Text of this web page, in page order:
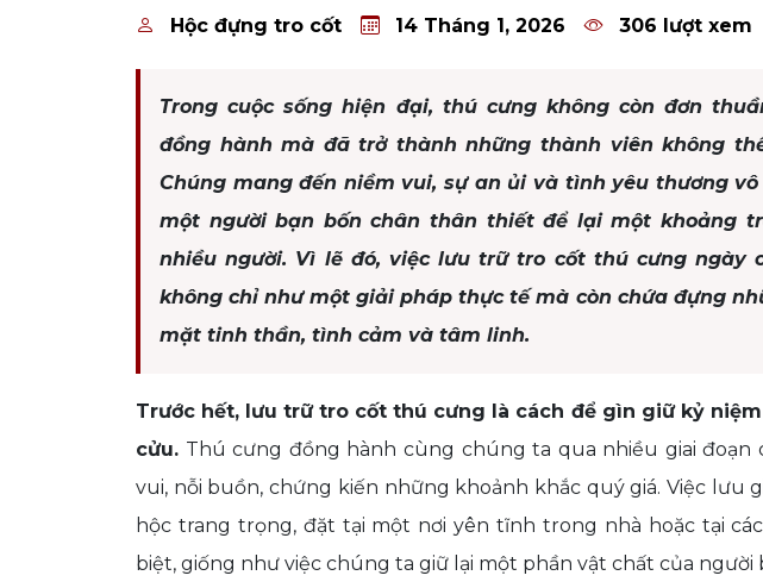
Hộc đựng tro cốt 14 Tháng 1, 2026 306 lượt xem
Trong cuộc sống hiện đại, thú cưng không còn đơn
đồng hành mà đã trở thành những thành viên không
Chúng mang đến niềm vui, sự an ủi và tình yêu thương
một người bạn bốn chân thân thiết để lại một khoảng
nhiều người. Vì lẽ đó, việc lưu trữ tro cốt thú cưng ngày
không chỉ như một giải pháp thực tế mà còn chứa đựng
mặt tinh thần, tình cảm và tâm linh.
Trước hết, lưu trữ tro cốt thú cưng là cách để gìn giữ kỷ
cửu. Thú cưng đồng hành cùng chúng ta qua nhiều giai đoạn
vui, nỗi buồn, chứng kiến những khoảnh khắc quý giá. Việc lưu
hộc trang trọng, đặt tại một nơi yên tĩnh trong nhà hoặc tại
biệt, giống như việc chúng ta giữ lại một phần vật chất của người